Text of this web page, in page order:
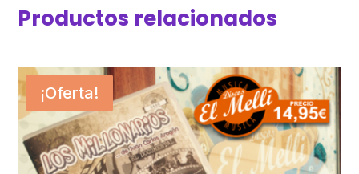
Productos relacionados
¡Oferta!